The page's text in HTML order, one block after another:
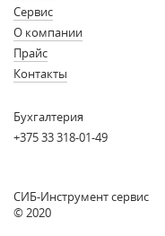
Сервис
О компании
Прайс
Контакты
Бухгалтерия
+375 33 318-01-49
СИБ-Инструмент сервис
© 2020